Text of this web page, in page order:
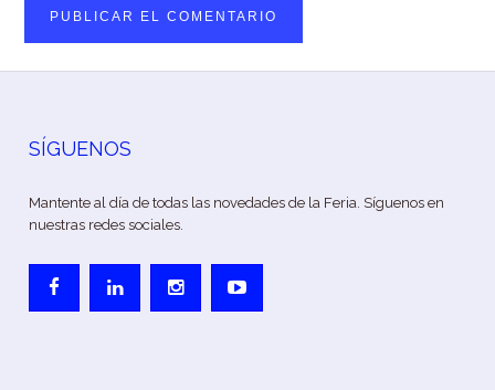
SÍGUENOS
Mantente al día de todas las novedades de la Feria. Síguenos en
nuestras redes sociales.